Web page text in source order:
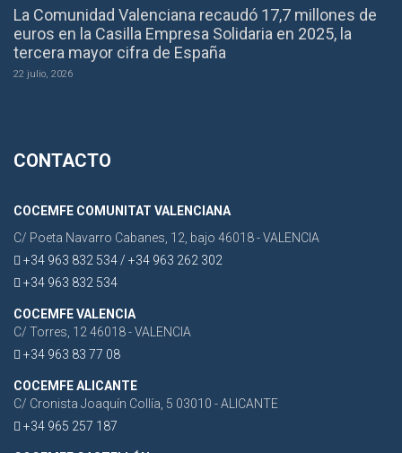
La Comunidad Valenciana recaudó 17,7 millones de
euros en la Casilla Empresa Solidaria en 2025, la
tercera mayor cifra de España
22 julio, 2026
CONTACTO
COCEMFE COMUNITAT VALENCIANA
C/ Poeta Navarro Cabanes, 12, bajo 46018 - VALENCIA
+34 963 832 534 / +34 963 262 302
+34 963 832 534
COCEMFE VALENCIA
C/ Torres, 12 46018 - VALENCIA
+34 963 83 77 08
COCEMFE ALICANTE
C/ Cronista Joaquín Collía, 5 03010 - ALICANTE
+34 965 257 187